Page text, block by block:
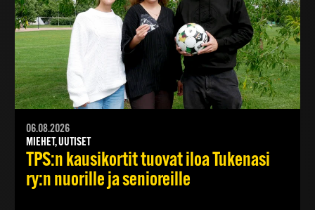
06.08.2026
MIEHET, UUTISET
TPS:n kausikortit tuovat iloa Tukenasi
ry:n nuorille ja senioreille